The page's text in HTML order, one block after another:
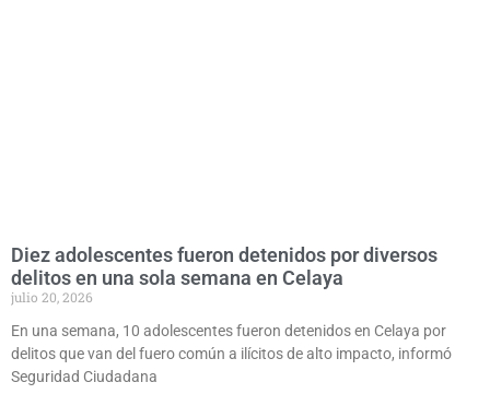
Diez adolescentes fueron detenidos por diversos
delitos en una sola semana en Celaya
julio 20, 2026
En una semana, 10 adolescentes fueron detenidos en Celaya por
delitos que van del fuero común a ilícitos de alto impacto, informó
Seguridad Ciudadana